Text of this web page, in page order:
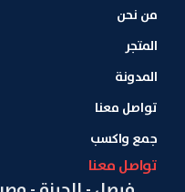
من نحن
المتجر
المدونة
تواصل معنا
جمع واكسب
تواصل معنا